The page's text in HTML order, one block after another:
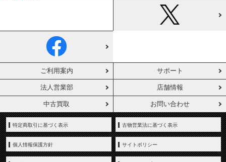
ご利用案内 サポート
法人営業部 店舗情報
中古買取 お問い合わせ
特定商取引に基づく表示 古物営業法に基づく表示
個人情報保護方針 サイトポリシー